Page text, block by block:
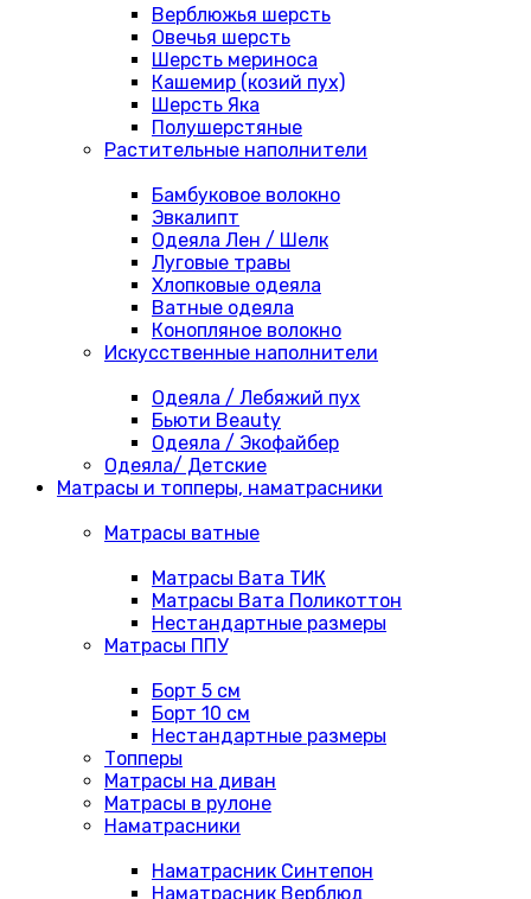
Верблюжья шерсть
Овечья шерсть
Шерсть мериноса
Кашемир (козий пух)
Шерсть Яка
Полушерстяные
Растительные наполнители
Бамбуковое волокно
Эвкалипт
Одеяла Лен / Шелк
Луговые травы
Хлопковые одеяла
Ватные одеяла
Конопляное волокно
Искусственные наполнители
Одеяла / Лебяжий пух
Бьюти Beauty
Одеяла / Экофайбер
Одеяла/ Детские
Матрасы и топперы, наматрасники
Матрасы ватные
Матрасы Вата ТИК
Матрасы Вата Поликоттон
Нестандартные размеры
Матрасы ППУ
Борт 5 см
Борт 10 см
Нестандартные размеры
Топперы
Матрасы на диван
Матрасы в рулоне
Наматрасники
Наматрасник Синтепон
Наматрасник Верблюд